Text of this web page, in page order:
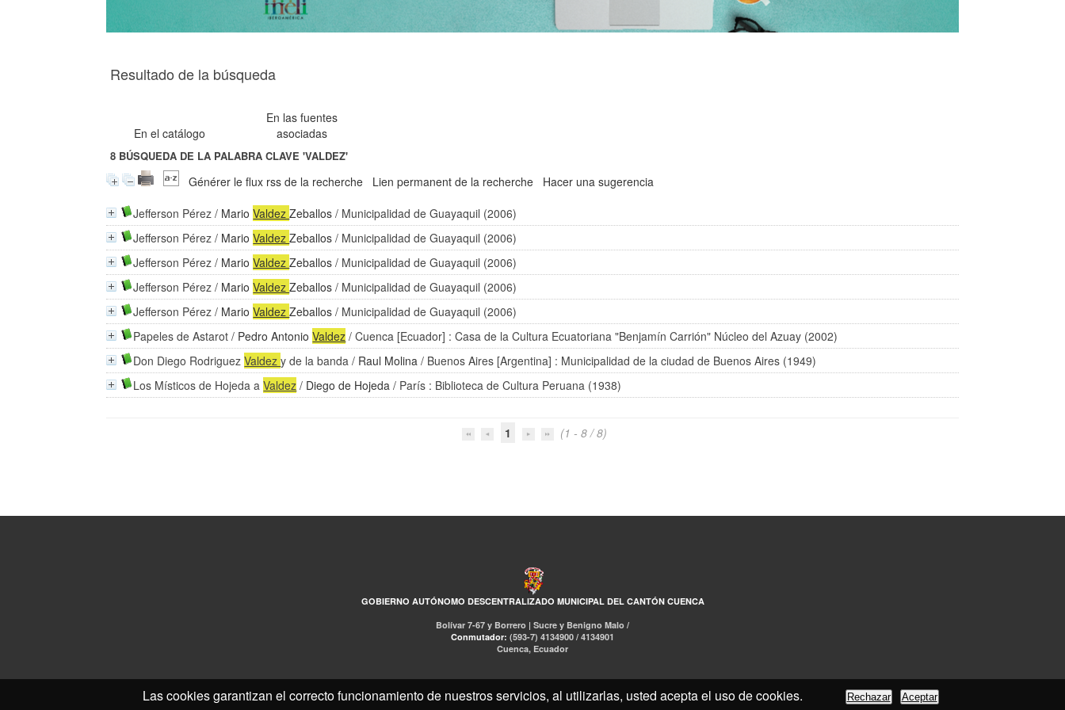
Resultado de la búsqueda
En el catálogo
En las fuentes
asociadas
8 BÚSQUEDA DE LA PALABRA CLAVE'VALDEZ'
Générer le flux rss de la recherche Lien permanent de la recherche
Hacer una sugerencia
Jefferson Pérez / MarioValdezZeballos / Municipalidad de Guayaquil (2006)
Jefferson Pérez / MarioValdezZeballos / Municipalidad de Guayaquil (2006)
Jefferson Pérez / MarioValdezZeballos / Municipalidad de Guayaquil (2006)
Jefferson Pérez / MarioValdezZeballos / Municipalidad de Guayaquil (2006)
Jefferson Pérez / MarioValdezZeballos / Municipalidad de Guayaquil (2006)
Papeles de Astarot / Pedro AntonioValdez / Cuenca [Ecuador] : Casa de la Cultura Ecuatoriana "Benjamín Carrión" Núcleo del Azuay (2002)
Don Diego RodriguezValdezy de la banda / Raul Molina / Buenos Aires [Argentina] : Municipalidad de la ciudad de Buenos Aires (1949)
Los Místicos de Hojeda aValdez / Diego de Hojeda / París : Biblioteca de Cultura Peruana (1938)
1 (1 - 8 / 8)
GOBIERNO AUTÓNOMO DESCENTRALIZADO MUNICIPAL DEL CANTÓN CUENCA
Bolívar 7-67 y Borrero | Sucre y Benigno Malo /
Conmutador: (593-7) 4134900 / 4134901
Cuenca, Ecuador
RED DE BIBLIOTECAS MUNICIPALES Libro Total
Las cookies garantizan el correcto funcionamiento de nuestros servicios, al utilizarlas, usted acepta el uso de cookies. Rechazar Aceptar